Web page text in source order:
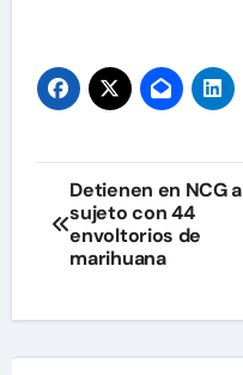
Navegación
de
Detienen en NCG a
sujeto con 44
envoltorios de
marihuana